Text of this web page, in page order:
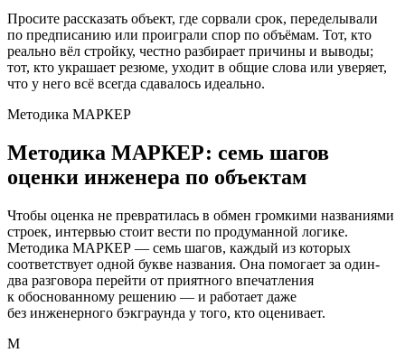
Просите рассказать объект, где сорвали срок, переделывали
по предписанию или проиграли спор по объёмам. Тот, кто
реально вёл стройку, честно разбирает причины и выводы;
тот, кто украшает резюме, уходит в общие слова или уверяет,
что у него всё всегда сдавалось идеально.
Методика МАРКЕР
Методика МАРКЕР: семь шагов
оценки инженера по объектам
Чтобы оценка не превратилась в обмен громкими названиями
строек, интервью стоит вести по продуманной логике.
Методика МАРКЕР — семь шагов, каждый из которых
соответствует одной букве названия. Она помогает за один-
два разговора перейти от приятного впечатления
к обоснованному решению — и работает даже
без инженерного бэкграунда у того, кто оценивает.
М